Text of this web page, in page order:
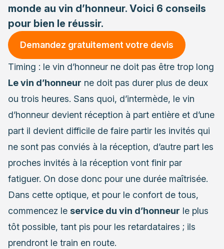
monde au vin d’honneur. Voici 6 conseils
pour bien le réussir.
Demandez gratuitement votre devis
Timing : le vin d’honneur ne doit pas être trop long
Le vin d’honneur ne doit pas durer plus de deux
ou trois heures. Sans quoi, d’intermède, le vin
d’honneur devient réception à part entière et d’une
part il devient difficile de faire partir les invités qui
ne sont pas conviés à la réception, d’autre part les
proches invités à la réception vont finir par
fatiguer. On dose donc pour une durée maîtrisée.
Dans cette optique, et pour le confort de tous,
commencez le service du vin d’honneur le plus
tôt possible, tant pis pour les retardataires ; ils
prendront le train en route.